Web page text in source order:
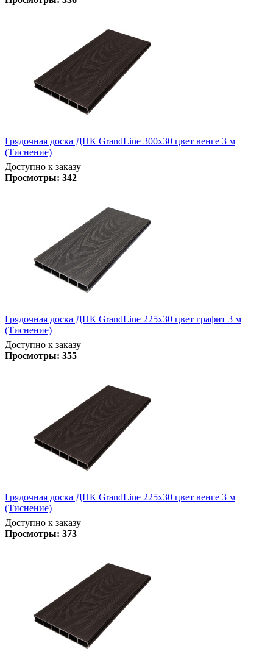
Грядочная доска ДПК GrandLine 300х30 цвет венге 3 м
(Тиснение)
Доступно к заказу
Просмотры: 342
Грядочная доска ДПК GrandLine 225х30 цвет графит 3 м
(Тиснение)
Доступно к заказу
Просмотры: 355
Грядочная доска ДПК GrandLine 225х30 цвет венге 3 м
(Тиснение)
Доступно к заказу
Просмотры: 373